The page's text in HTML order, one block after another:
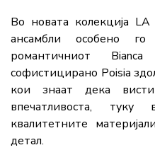
Во новата колекција
ансамбли особено
романтичниот
софистицирано Poisia
кои знаат дека
впечатливоста, туку
квалитетните
детал.